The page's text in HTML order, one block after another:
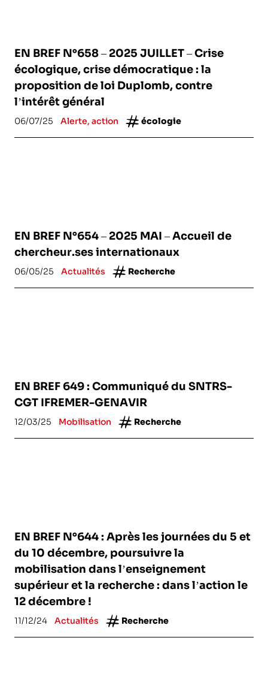
EN BREF N°658 – 2025 JUILLET – Crise
écologique, crise démocratique : la
proposition de loi Duplomb, contre
l’intérêt général
06/07/25 Alerte, action écologie
EN BREF N°654 – 2025 MAI – Accueil de
chercheur.ses internationaux
06/05/25 Actualités Recherche
EN BREF 649 : Communiqué du SNTRS-
CGT IFREMER-GENAVIR
12/03/25 Mobilisation Recherche
EN BREF N°644 : Après les journées du 5 et
du 10 décembre, poursuivre la
mobilisation dans l’enseignement
supérieur et la recherche : dans l’action le
12 décembre !
11/12/24 Actualités Recherche